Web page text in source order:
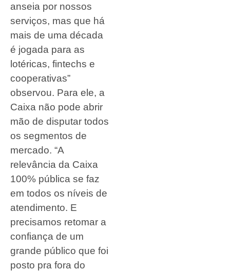
anseia por nossos
serviços, mas que há
mais de uma década
é jogada para as
lotéricas, fintechs e
cooperativas”
observou. Para ele, a
Caixa não pode abrir
mão de disputar todos
os segmentos de
mercado. “A
relevância da Caixa
100% pública se faz
em todos os níveis de
atendimento. E
precisamos retomar a
confiança de um
grande público que foi
posto pra fora do